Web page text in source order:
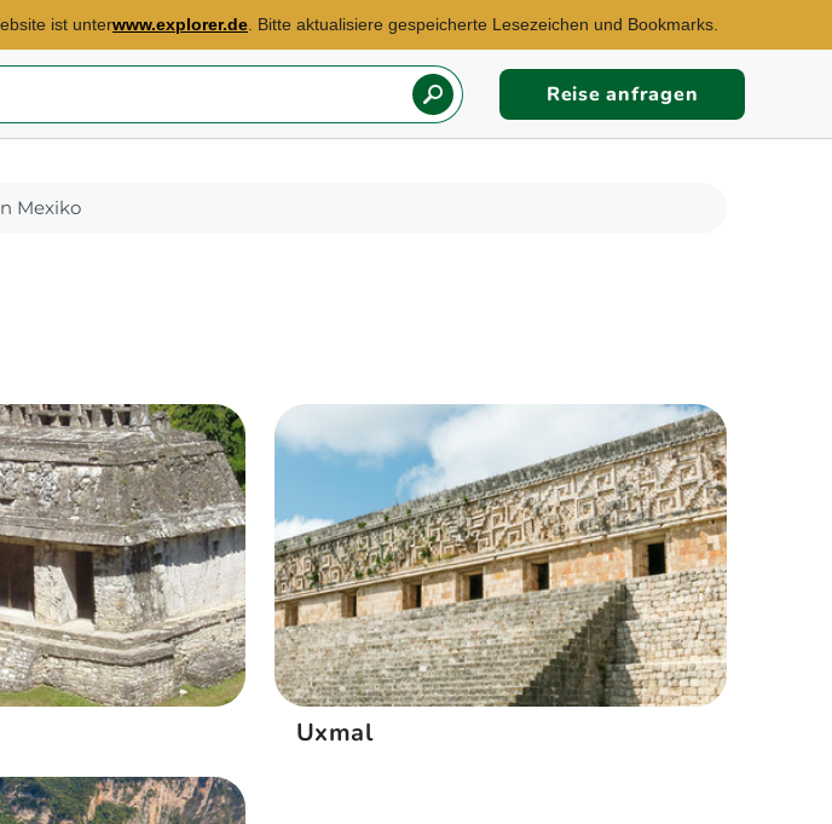
ist unterwww.explorer.de . Bitte aktualisiere gespeicherte Lesezeichen und Bookmarks.
Reise anfragen
Mexiko
Uxmal